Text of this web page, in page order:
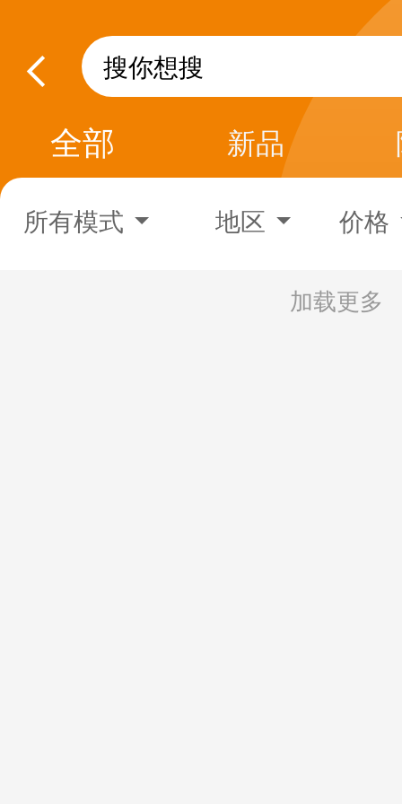
全部 新品
所有模式 地区 价格
加载更多